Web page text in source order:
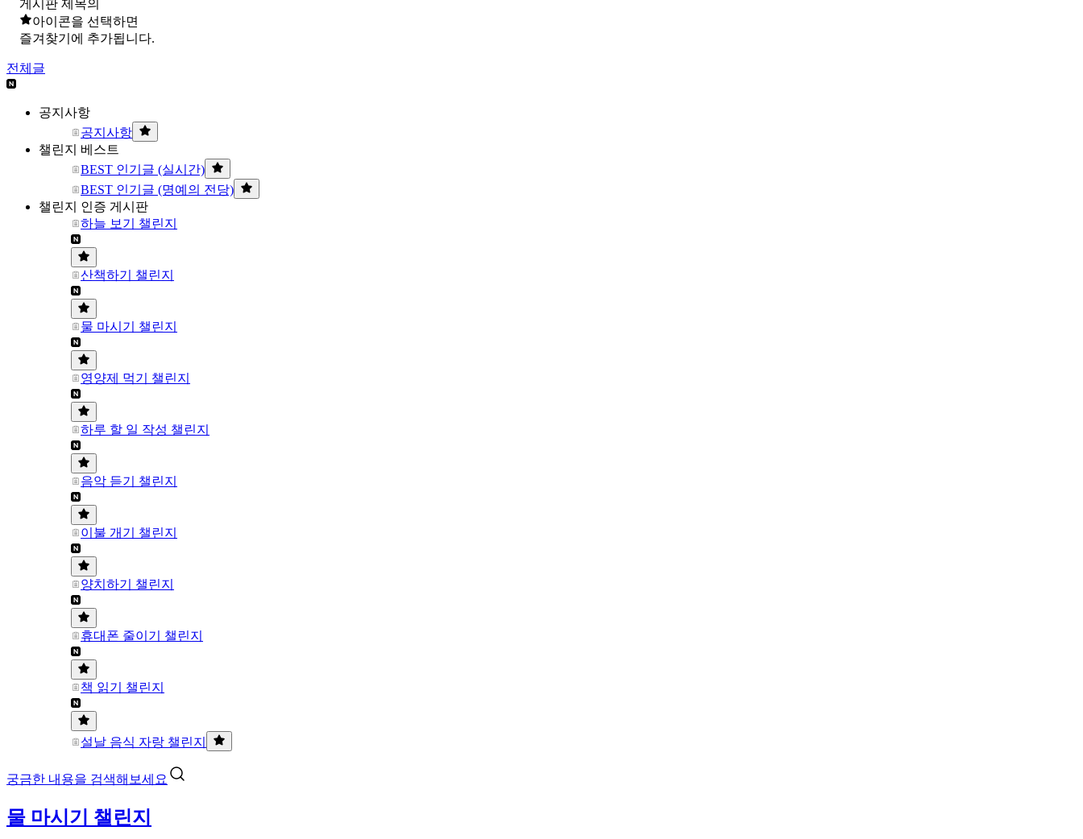
게시판 제목의
아이콘을 선택하면
즐겨찾기에 추가됩니다.
전체글
공지사항
공지사항
챌린지 베스트
BEST 인기글 (실시간)
BEST 인기글 (명예의 전당)
챌린지 인증 게시판
하늘 보기 챌린지
산책하기 챌린지
물 마시기 챌린지
영양제 먹기 챌린지
하루 할 일 작성 챌린지
음악 듣기 챌린지
이불 개기 챌린지
양치하기 챌린지
휴대폰 줄이기 챌린지
책 읽기 챌린지
설날 음식 자랑 챌린지
궁금한 내용을 검색해보세요
물 마시기 챌린지